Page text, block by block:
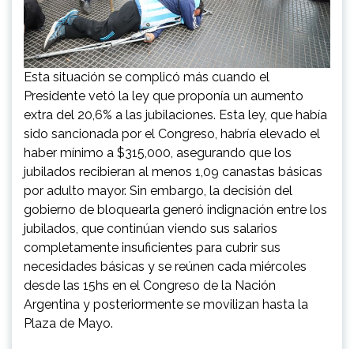
Esta situación se complicó más cuando el
Presidente vetó la ley que proponía un aumento
extra del 20,6% a las jubilaciones. Esta ley, que había
sido sancionada por el Congreso, habría elevado el
haber mínimo a $315,000, asegurando que los
jubilados recibieran al menos 1,09 canastas básicas
por adulto mayor. Sin embargo, la decisión del
gobierno de bloquearla generó indignación entre los
jubilados, que continúan viendo sus salarios
completamente insuficientes para cubrir sus
necesidades básicas y se reúnen cada miércoles
desde las 15hs en el Congreso de la Nación
Argentina y posteriormente se movilizan hasta la
Plaza de Mayo.